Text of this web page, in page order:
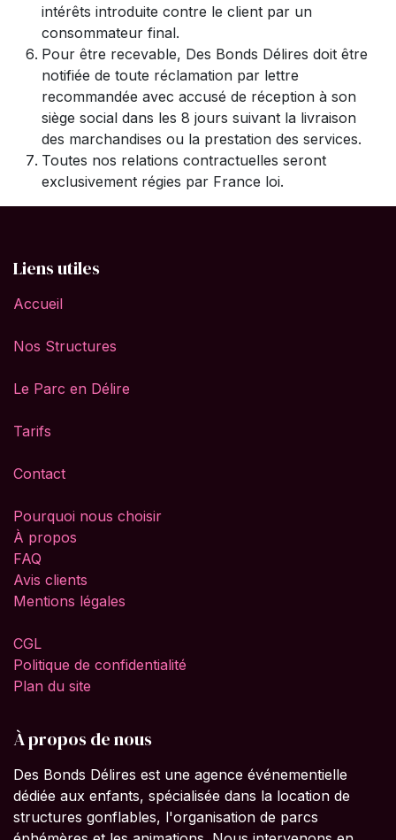
intérêts introduite contre le client par un
consommateur final.
Pour être recevable, Des Bonds Délires doit être
notifiée de toute réclamation par lettre
recommandée avec accusé de réception à son
siège social dans les 8 jours suivant la livraison
des marchandises ou la prestation des services.
Toutes nos relations contractuelles seront
exclusivement régies par France loi.
Liens utiles
Accueil
Nos Structures
Le Parc en Délire
Tarifs
Contact
Pourquoi nous choisir
À propos
FAQ
Avis clients
Mentions légales
CGL
Politique de confidentialité
Plan du site
À propos de nous
Des Bonds Délires est une agence événementielle
dédiée aux enfants, spécialisée dans la location de
structures gonflables, l'organisation de parcs